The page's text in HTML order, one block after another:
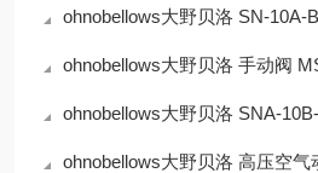
ohnobellows大野贝洛 SN-10A-
ohnobellows大野贝洛 手动阀
ohnobellows大野贝洛 SNA-10B-
ohnobellows大野贝洛 高压空气动作阀